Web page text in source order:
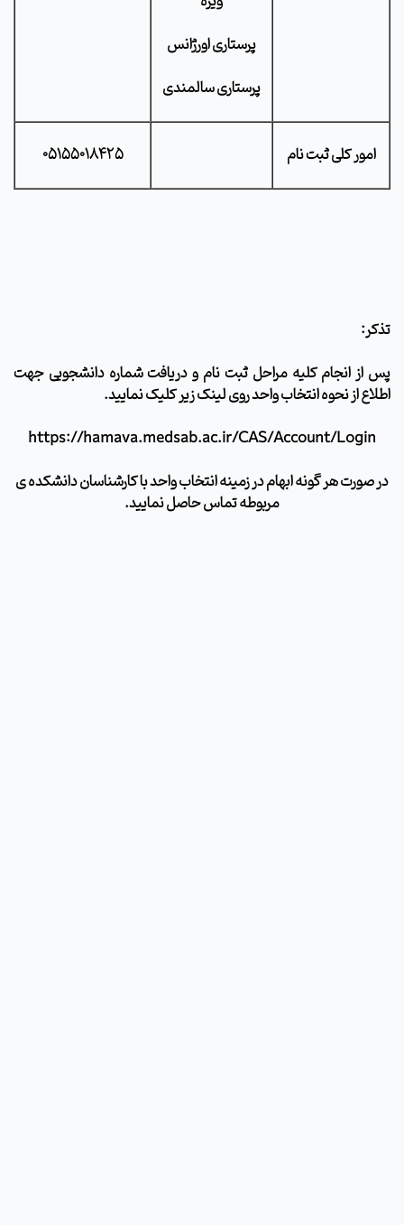
پرستاری اورژانس
پرستاری سالمندی
امور کلی ثبت نام 05155018425
تذکر:
پس از انجام کلیه مراحل ثبت نام و دریافت شماره دانشجویی جهت
اطلاع از نحوه انتخاب واحد رویلینک زیر کلیکنمایید.
https://hamava.medsab.ac.ir/CAS/Account/Login
در صورت هر گونه ابهام در زمینه انتخاب واحد با کارشناسان دانشکده ی
مربوطه تماس حاصل نمایید.